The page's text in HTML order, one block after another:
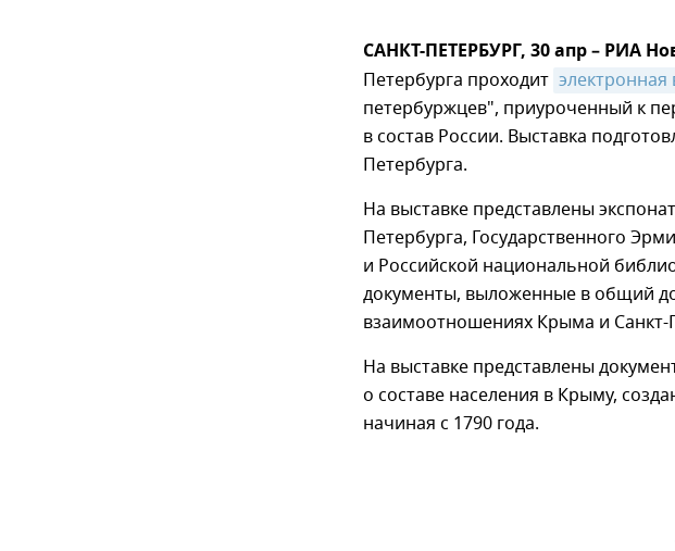
САНКТ-ПЕТЕРБУРГ, 30 апр – РИА
Петербурга проходит электронная
петербуржцев", приуроченный к
в состав России. Выставка
Петербурга.
На выставке представлены
Петербурга, Государственного
и Российской национальной
документы, выложенные в общий
взаимоотношениях Крыма и Санкт-
На выставке представлены
о составе населения в Крыму,
начиная с 1790 года.